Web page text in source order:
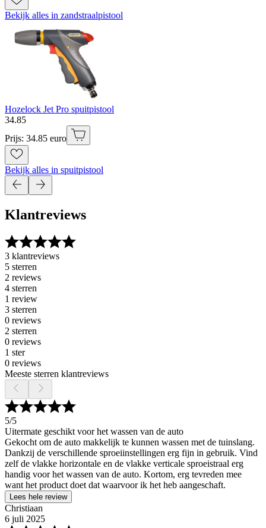
Bekijk alles in zandstraalpistool
Hozelock Jet Pro spuitpistool
34.85
Prijs: 34.85 euro
Bekijk alles in spuitpistool
Klantreviews
3 klantreviews
5 sterren
2 reviews
4 sterren
1 review
3 sterren
0 reviews
2 sterren
0 reviews
1 ster
0 reviews
Meeste sterren klantreviews
5/5
Uitermate geschikt voor het wassen van de auto
Gekocht om de auto makkelijk te kunnen wassen met de tuinslang.
Dankzij de verschillende sproeiinstellingen erg fijn in gebruik. Vind
zelf de vlakke horizontale en de vlakke verticale sproeistraal erg
handig voor het wassen van de auto. Kortom, erg tevreden mee
want het product doet dat waarvoor ik het heb aangeschaft.
Lees hele review
Christiaan
6 juli 2025